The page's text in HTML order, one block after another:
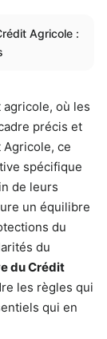
Agricole :
où les
précis et
ce
spécifique
de leurs
un équilibre
du
du
du Crédit
les règles qui
qui en